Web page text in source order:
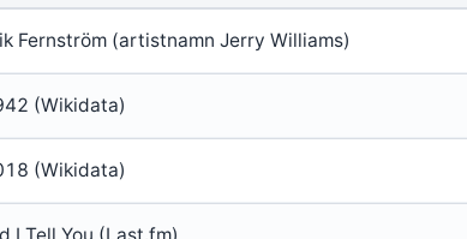
Fernström (artistnamn Jerry Williams)
(Wikidata)
(Wikidata)
I Tell You (Last.fm)